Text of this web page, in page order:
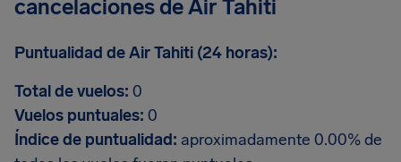
cancelaciones de Air Tahiti
Puntualidad de Air Tahiti (24 horas):
Total de vuelos: 0
Vuelos puntuales: 0
Índice de puntualidad: aproximadamente 0.00% de